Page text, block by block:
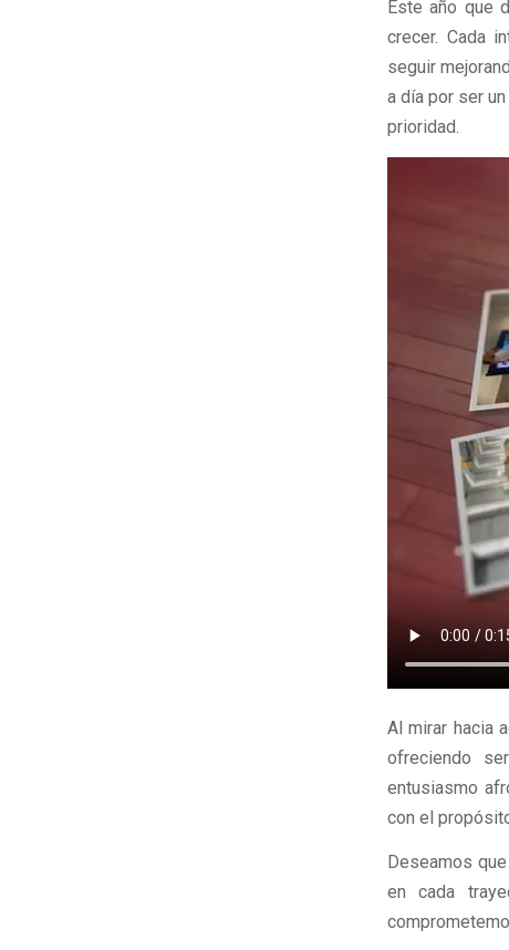
Este año que
crecer. Cada
seguir
a día por ser
prioridad.
Al mirar hacia
ofreciendo
entusiasmo
con el
Deseamos
en cada